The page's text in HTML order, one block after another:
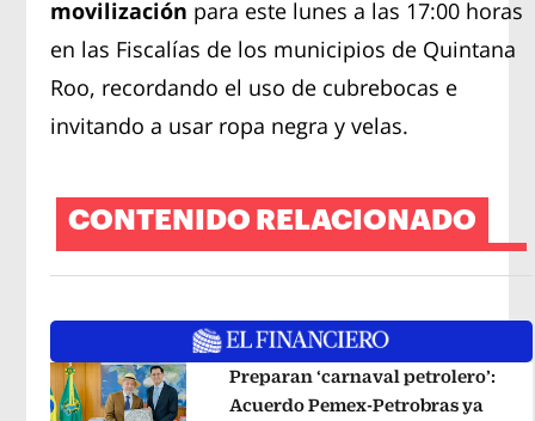
movilización para este lunes a las 17:00 horas
en las Fiscalías de los municipios de Quintana
Roo, recordando el uso de cubrebocas e
invitando a usar ropa negra y velas.
CONTENIDO RELACIONADO
Preparan ‘carnaval petrolero’:
Acuerdo Pemex-Petrobras ya